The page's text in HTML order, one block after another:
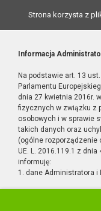
Strona korzysta z
Informacja
Na podstawie art. 13
Parlamentu
dnia 27 kwietnia 2016r.
fizycznych w związku z
osobowych i w sprawie
takich danych oraz
(ogólne rozporządzenie
UE. L. 2016.119.1 z dnia
informuję:
1. dane Administratora i